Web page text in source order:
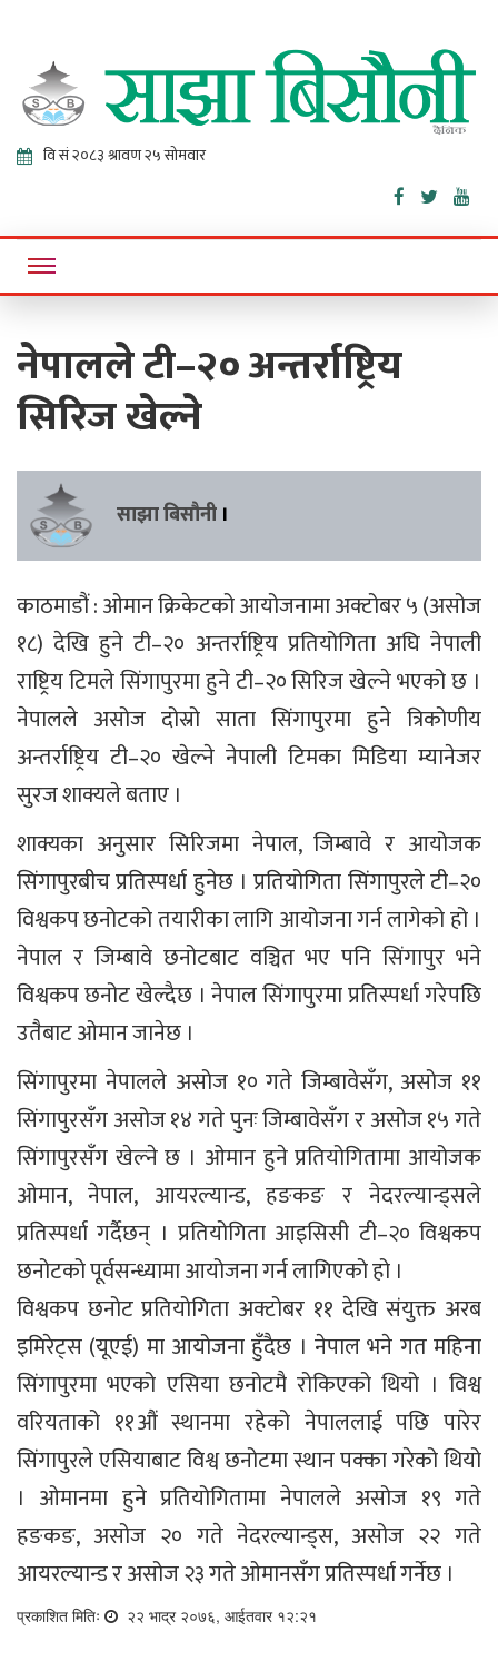
Sajha
Bisaunee
Online News Portal
नेपालले टी–२० अन्तर्राष्ट्रिय
सिरिज खेल्ने
साझा बिसौनी ।
काठमाडौं : ओमान क्रिकेटको आयोजनामा अक्टोबर ५ (असोज
१८) देखि हुने टी–२० अन्तर्राष्ट्रिय प्रतियोगिता अघि नेपाली
राष्ट्रिय टिमले सिंगापुरमा हुने टी–२० सिरिज खेल्ने भएको छ ।
नेपालले असोज दोस्रो साता सिंगापुरमा हुने त्रिकोणीय
अन्तर्राष्ट्रिय टी–२० खेल्ने नेपाली टिमका मिडिया म्यानेजर
सुरज शाक्यले बताए ।
शाक्यका अनुसार सिरिजमा नेपाल, जिम्बावे र आयोजक
सिंगापुरबीच प्रतिस्पर्धा हुनेछ । प्रतियोगिता सिंगापुरले टी–२०
विश्वकप छनोटको तयारीका लागि आयोजना गर्न लागेको हो ।
नेपाल र जिम्बावे छनोटबाट वञ्चित भए पनि सिंगापुर भने
विश्वकप छनोट खेल्दैछ । नेपाल सिंगापुरमा प्रतिस्पर्धा गरेपछि
उतैबाट ओमान जानेछ ।
सिंगापुरमा नेपालले असोज १० गते जिम्बावेसँग, असोज ११
सिंगापुरसँग असोज १४ गते पुनः जिम्बावेसँग र असोज १५ गते
सिंगापुरसँग खेल्ने छ । ओमान हुने प्रतियोगितामा आयोजक
ओमान, नेपाल, आयरल्यान्ड, हङकङ र नेदरल्यान्ड्सले
प्रतिस्पर्धा गर्दैछन् । प्रतियोगिता आइसिसी टी–२० विश्वकप
छनोटको पूर्वसन्ध्यामा आयोजना गर्न लागिएको हो ।
विश्वकप छनोट प्रतियोगिता अक्टोबर ११ देखि संयुक्त अरब
इमिरेट्स (यूएई) मा आयोजना हुँदैछ । नेपाल भने गत महिना
सिंगापुरमा भएको एसिया छनोटमै रोकिएको थियो । विश्व
वरियताको ११औं स्थानमा रहेको नेपाललाई पछि पारेर
सिंगापुरले एसियाबाट विश्व छनोटमा स्थान पक्का गरेको थियो
। ओमानमा हुने प्रतियोगितामा नेपालले असोज १९ गते
हङकङ, असोज २० गते नेदरल्यान्ड्स, असोज २२ गते
आयरल्यान्ड र असोज २३ गते ओमानसँग प्रतिस्पर्धा गर्नेछ ।
प्रकाशित मितिः २२ भाद्र २०७६, आईतवार १२:२१